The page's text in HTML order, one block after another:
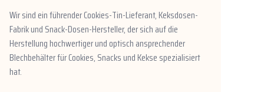
Wir sind ein führender Cookies-Tin-Lieferant, Keksdosen-
Fabrik und Snack-Dosen-Hersteller, der sich auf die
Herstellung hochwertiger und optisch ansprechender
Blechbehälter für Cookies, Snacks und Kekse spezialisiert
hat.
Produkte
Kundendienst
Messen 2026